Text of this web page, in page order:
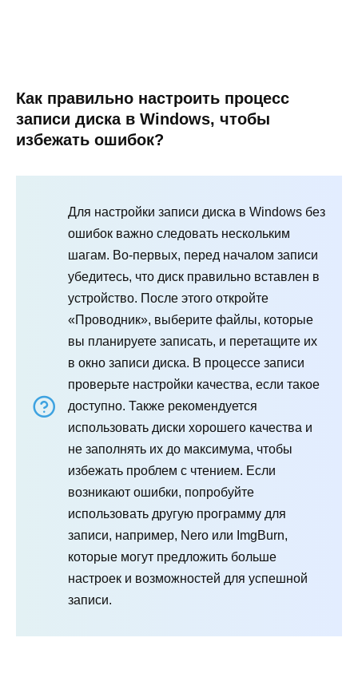
Как правильно настроить процесс
записи диска в Windows, чтобы
избежать ошибок?
Для настройки записи диска в Windows без
ошибок важно следовать нескольким
шагам. Во-первых, перед началом записи
убедитесь, что диск правильно вставлен в
устройство. После этого откройте
«Проводник», выберите файлы, которые
вы планируете записать, и перетащите их
в окно записи диска. В процессе записи
проверьте настройки качества, если такое
доступно. Также рекомендуется
использовать диски хорошего качества и
не заполнять их до максимума, чтобы
избежать проблем с чтением. Если
возникают ошибки, попробуйте
использовать другую программу для
записи, например, Nero или ImgBurn,
которые могут предложить больше
настроек и возможностей для успешной
записи.